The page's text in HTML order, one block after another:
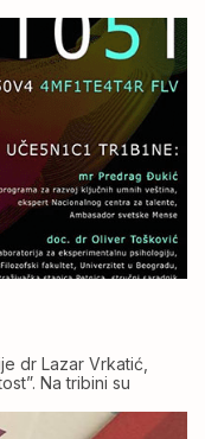
dr Lazar Vrkatić,
Na tribini su